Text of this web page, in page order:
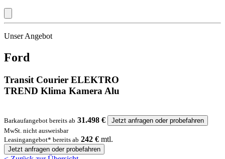
Unser Angebot
Ford
Transit Courier ELEKTRO
TREND Klima Kamera Alu
Barkaufangebot bereits ab 31.498 €
Jetzt anfragen oder probefahren
MwSt. nicht ausweisbar
Leasingangebot* bereits ab 242 € mtl.
Jetzt anfragen oder probefahren